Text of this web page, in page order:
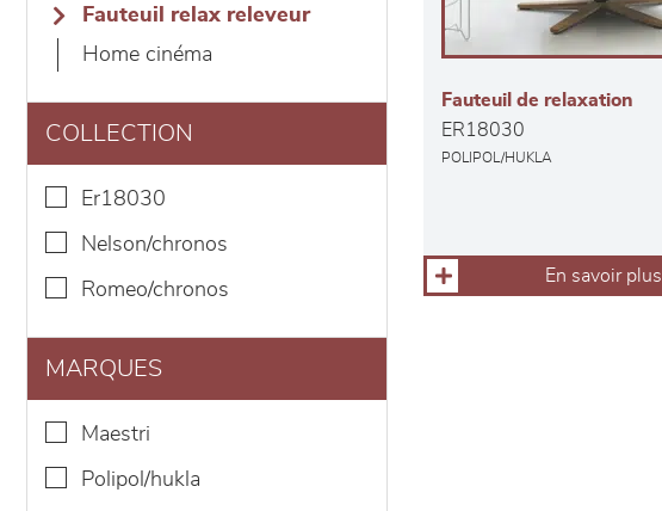
fauteuil relax releveur
home cinéma
COLLECTION
er18030
nelson/chronos
romeo/chronos
MARQUES
maestri
polipol/hukla
Fauteuil de relaxation
ER18030
POLIPOL/HUKLA
En savoir plus